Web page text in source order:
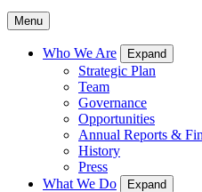
Menu
Who We Are Expand
Strategic Plan
Team
Governance
Opportunities
Annual Reports &
History
Press
What We Do
Expand